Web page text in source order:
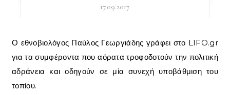
17.09.2017
Ο εθνοβιολόγος Παύλος Γεωργιάδης γράφει στο LIFO.gr
για τα συμφέροντα που αόρατα τροφοδοτούν την πολιτική
αδράνεια και οδηγούν σε μία συνεχή υποβάθμιση του
τοπίου.